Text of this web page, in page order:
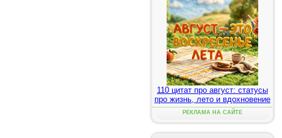
110 цитат про август: статусы
про жизнь, лето и вдохновение
РЕКЛАМА НА САЙТЕ